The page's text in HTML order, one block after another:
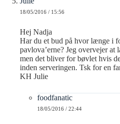
18/05/2016 / 15:56
Hej Nadja
Har du et bud på hvor længe i
pavlova’erne? Jeg overvejer at
men det bliver for bøvlet hvis
inden serveringen. Tsk for en
KH Julie
foodfanatic
18/05/2016 / 22:44